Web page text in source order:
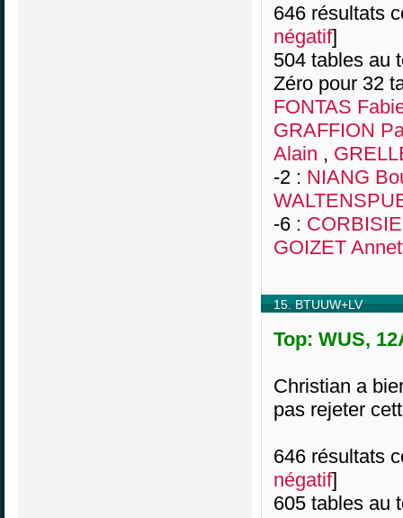
646 résultats
négatif]
504 tables au
Zéro pour 32
FONTAS
GRAFFION
Alain ,
-2 : NIANG
-6 :
GOIZET
15. BTUUW+LV
Top: WUS,
Christian a
pas rejeter
646 résultats
négatif]
605 tables au